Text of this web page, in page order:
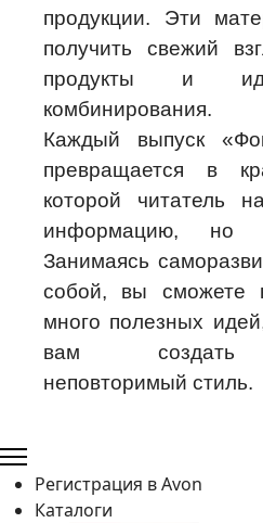
продукции. Эти
получить свежий
продукты и
комбинирования.
Каждый выпуск
превращается в
которой читатель
информацию, но
Занимаясь
собой, вы сможете
много полезных
вам создать
неповторимый стиль.
Регистрация в Avon
Каталоги